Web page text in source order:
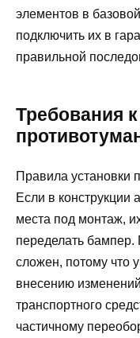
элементов в
подключить их в
правильной
Требования
Правила
Если в конструкции
места под монтаж,
переделать бампер.
сложен, потому что
внесению
транспортного
частичному